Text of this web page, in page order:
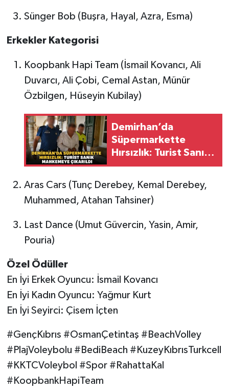
Sünger Bob (Buşra, Hayal, Azra, Esma)
Erkekler Kategorisi
Koopbank Hapi Team (İsmail Kovancı, Ali
Duvarcı, Ali Çobi, Cemal Astan, Münür
Özbilgen, Hüseyin Kubilay)
Demirhan’da
Süpermarkette
Hırsızlık: Turist Sanık
Mahkemeye Çıkarıldı
Aras Cars (Tunç Derebey, Kemal Derebey,
Muhammed, Atahan Tahsiner)
Last Dance (Umut Güvercin, Yasin, Amir,
Pouria)
Özel Ödüller
En İyi Erkek Oyuncu: İsmail Kovancı
En İyi Kadın Oyuncu: Yağmur Kurt
En İyi Seyirci: Çisem İçten
#GençKıbrıs #OsmanÇetintaş #BeachVolley
#PlajVoleybolu #BediBeach #KuzeyKıbrısTurkcell
#KKTCVoleybol #Spor #RahattaKal
#KoopbankHapiTeam